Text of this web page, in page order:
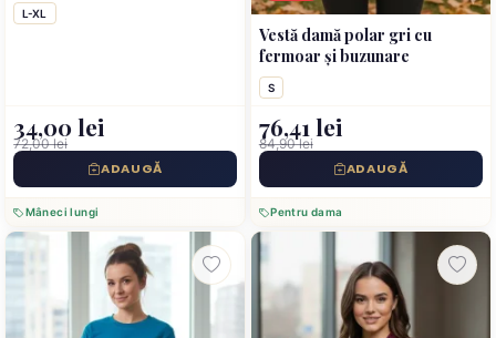
L-XL
34,00 lei
72,00 lei
ADAUGĂ
Mâneci lungi
Vestă damă polar gri cu
fermoar și buzunare
S
76,41 lei
84,90 lei
ADAUGĂ
Pentru dama